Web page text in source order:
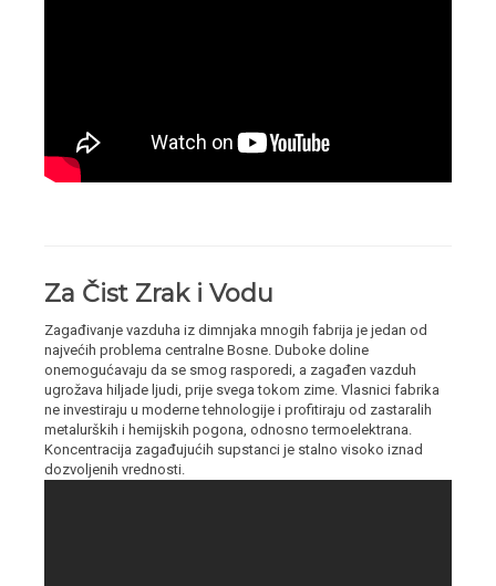
Za Čist Zrak i Vodu
Zagađivanje vazduha iz dimnjaka mnogih fabrija je jedan od
najvećih problema centralne Bosne. Duboke doline
onemogućavaju da se smog rasporedi, a zagađen vazduh
ugrožava hiljade ljudi, prije svega tokom zime. Vlasnici fabrika
ne investiraju u moderne tehnologije i profitiraju od zastaralih
metalurških i hemijskih pogona, odnosno termoelektrana.
Koncentracija zagađujućih supstanci je stalno visoko iznad
dozvoljenih vrednosti.